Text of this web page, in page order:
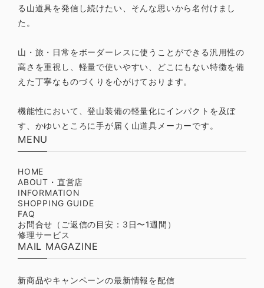
る山道具を発信し続けたい、そんな思いから名付けまし
た。
山・旅・日常をボーダーレスに使うことができる汎用性の
高さを重視し、軽量で使いやすい、どこにもない特徴を備
えた丁寧なものづくりを心がけております。
機能性において、登山装備の軽量化にインパクトを及ぼ
す、かゆいところに手が届く山道具メーカーです。
MENU
HOME
ABOUT・直営店
INFORMATION
SHOPPING GUIDE
FAQ
お問合せ（ご返信の目安：3日〜1週間）
修理サービス
MAIL MAGAZINE
新商品やキャンペーンの最新情報を配信